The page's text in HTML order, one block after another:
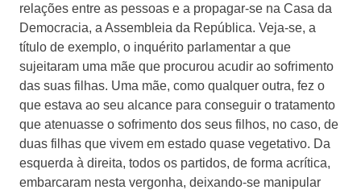
relações entre as pessoas e a propagar-se na Casa da
Democracia, a Assembleia da República. Veja-se, a
título de exemplo, o inquérito parlamentar a que
sujeitaram uma mãe que procurou acudir ao sofrimento
das suas filhas. Uma mãe, como qualquer outra, fez o
que estava ao seu alcance para conseguir o tratamento
que atenuasse o sofrimento dos seus filhos, no caso, de
duas filhas que vivem em estado quase vegetativo. Da
esquerda à direita, todos os partidos, de forma acrítica,
embarcaram nesta vergonha, deixando-se manipular